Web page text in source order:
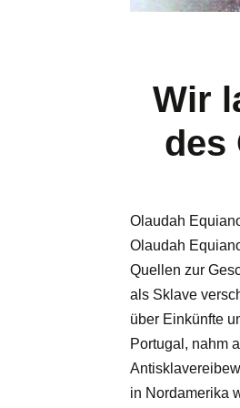
Wir
des
Olaudah
Olaudah
Quellen zur
als Sklave
über Einkünfte
Portugal, nahm
in Nordamerika